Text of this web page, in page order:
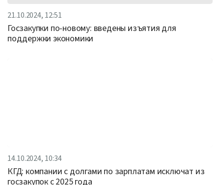
21.10.2024, 12:51
Госзакупки по-новому: введены изъятия для
поддержки экономики
14.10.2024, 10:34
КГД: компании с долгами по зарплатам исключат из
госзакупок с 2025 года